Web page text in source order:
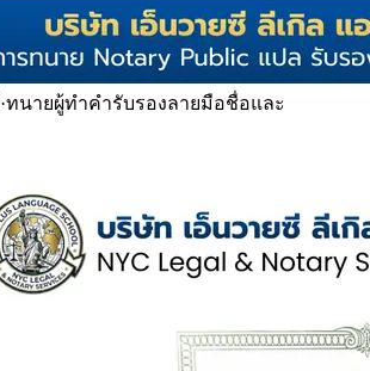
·ทนายผู้ทำคำรับรองลายมือชื่อและ